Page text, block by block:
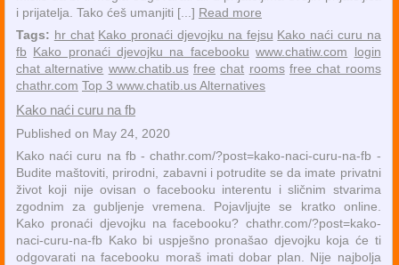
i prijatelja. Tako ćeš umanjiti [...] Read more
Tags: hr chat Kako pronaći djevojku na fejsu Kako naći curu na
fb Kako pronaći djevojku na facebooku www.chatiw.com
login
chat alternative www.chatib.us free chat rooms free chat rooms
chathr.com Top 3 www.chatib.us Alternatives
Kako naći curu na fb
Published on May 24, 2020
Kako naći curu na fb - chathr.com/?post=kako-naci-curu-na-fb -
Budite maštoviti, prirodni, zabavni i potrudite se da imate privatni
život koji nije ovisan o facebooku interentu i sličnim stvarima
zgodnim za gubljenje vremena. Pojavljujte se kratko online.
Kako pronaći djevojku na facebooku? chathr.com/?post=kako-
naci-curu-na-fb Kako bi uspješno pronašao djevojku koja će ti
odgovarati na facebooku moraš imati dobar plan. Nije najbolja